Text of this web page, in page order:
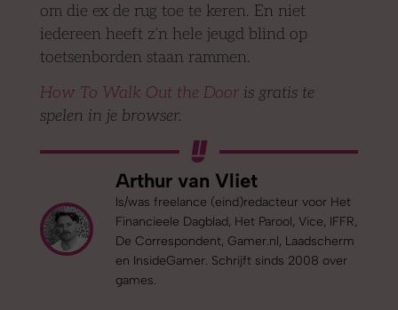
om die ex de rug toe te keren. En niet
iedereen heeft z’n hele jeugd blind op
toetsenborden staan rammen.
How To Walk Out the Dooris gratis te
spelen in je browser.
Arthur van Vliet
Is/was freelance (eind)redacteur voor Het
Financieele Dagblad, Het Parool, Vice, IFFR,
De Correspondent, Gamer.nl, Laadscherm
en InsideGamer. Schrijft sinds 2008 over
games.